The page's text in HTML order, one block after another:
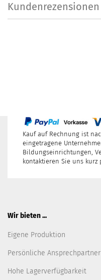
Kundenrezensionen
Kauf auf Rechnung ist
eingetragene
Bildungseinrichtungen,
kontaktieren Sie uns kurz
Wir bieten ...
Eigene Produktion
Persönliche Ansprechpartner
Hohe Lagerverfügbarkeit